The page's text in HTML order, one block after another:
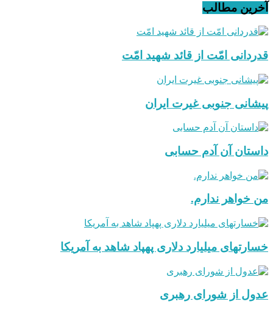
آخرین مطالب
قدردانی امّت از قائد شهید امّت
پیشانی جنوبی غیرت ایران
داستان آن آدم حسابی
من خواهر ندارم.
خسارتهای میلیارد دلاری پهپاد شاهد به آمریکا
عدول از شورای رهبری